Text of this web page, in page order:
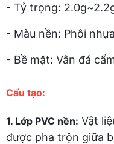
- Tỷ trọng:
- Màu nền: Phôi
- Bề mặt: Vân đá
Cấu tạo:
1. Lớp PVC nền: Vật
được pha trộn giữa